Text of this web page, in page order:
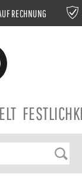
RECHNUNG